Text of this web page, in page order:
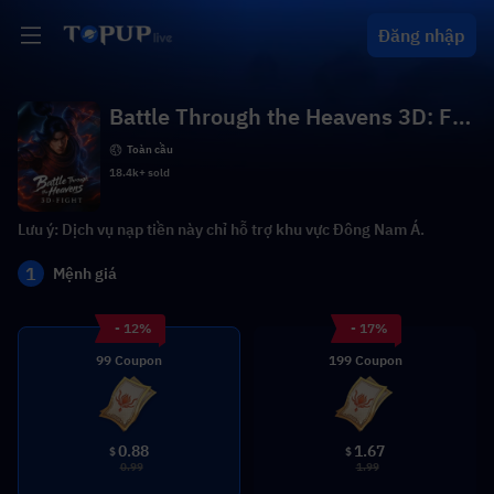
Đăng nhập
Battle Through the Heavens 3D: Fig
ht (SEA)
Toàn cầu
18.4k+ sold
Lưu ý: Dịch vụ nạp tiền này chỉ hỗ trợ khu vực Đông Nam Á.
1 Mệnh giá
- 12%
99 Coupon
$0.88
0.99
- 17%
199 Coupon
$ 1.67
1.99